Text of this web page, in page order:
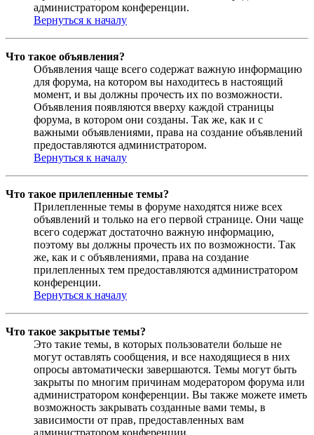
администратором конференции.
Вернуться к началу
Что такое объявления?
Объявления чаще всего содержат важную информацию
для форума, на котором вы находитесь в настоящий
момент, и вы должны прочесть их по возможности.
Объявления появляются вверху каждой страницы
форума, в котором они созданы. Так же, как и с
важными объявлениями, права на создание объявлений
предоставляются администратором.
Вернуться к началу
Что такое прилепленные темы?
Прилепленные темы в форуме находятся ниже всех
объявлений и только на его первой странице. Они чаще
всего содержат достаточно важную информацию,
поэтому вы должны прочесть их по возможности. Так
же, как и с объявлениями, права на создание
прилепленных тем предоставляются администратором
конференции.
Вернуться к началу
Что такое закрытые темы?
Это такие темы, в которых пользователи больше не
могут оставлять сообщения, и все находящиеся в них
опросы автоматически завершаются. Темы могут быть
закрыты по многим причинам модератором форума или
администратором конференции. Вы также можете иметь
возможность закрывать созданные вами темы, в
зависимости от прав, предоставленных вам
администратором конференции.